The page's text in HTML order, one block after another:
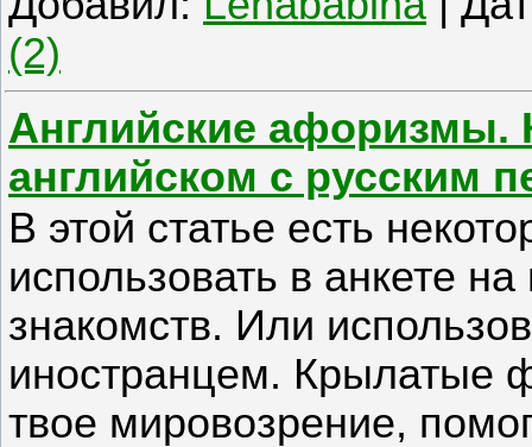
(2)
Английские
английском с русским
В этой статье есть
использовать в анкете
знакомств. Или
иностранцем. Крылатые
твое мировозрение,